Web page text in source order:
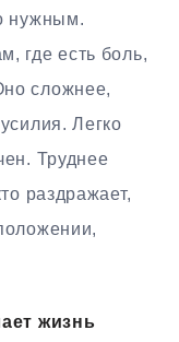
нужным.
где есть боль,
сложнее,
Легко
Труднее
раздражает,
жизнь